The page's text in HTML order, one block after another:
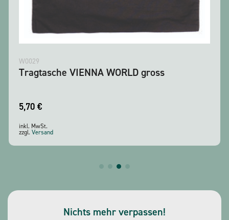
W0029
Tragtasche VIENNA WORLD gross
5,70 €
inkl. MwSt.
zzgl. Versand
Nichts mehr verpassen!